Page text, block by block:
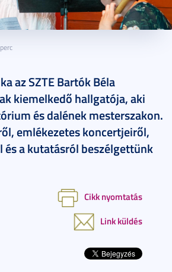
az SZTE Bartók Béla
kiemelkedő hallgatója, aki
és dalének mesterszakon.
emlékezetes koncertjeiről,
a kutatásról beszélgettünk
Cikk nyomtatás
Link küldés